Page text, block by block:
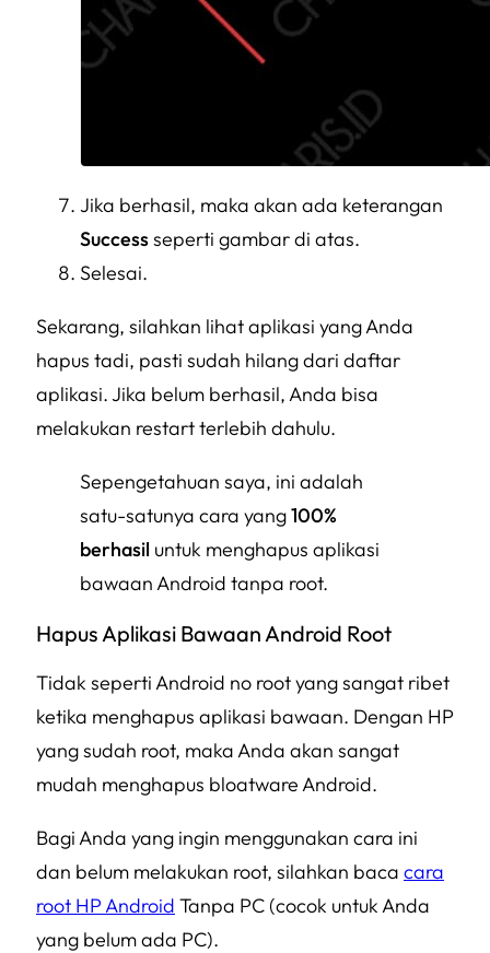
Jika berhasil, maka akan ada keterangan
Successseperti gambar di atas.
Selesai.
Sekarang, silahkan lihat aplikasi yang Anda
hapus tadi, pasti sudah hilang dari daftar
aplikasi. Jika belum berhasil, Anda bisa
melakukan restart terlebih dahulu.
Sepengetahuan saya, ini adalah
satu-satunya cara yang100%
berhasil untuk menghapus aplikasi
bawaan Android tanpa root.
Hapus Aplikasi Bawaan Android Root
Tidak seperti Android no root yang sangat ribet
ketika menghapus aplikasi bawaan. Dengan HP
yang sudah root, maka Anda akan sangat
mudah menghapus bloatwareAndroid.
Bagi Anda yang ingin menggunakan cara ini
dan belum melakukan root, silahkan baca cara
root HP Android Tanpa PC (cocok untuk Anda
yang belum ada PC).